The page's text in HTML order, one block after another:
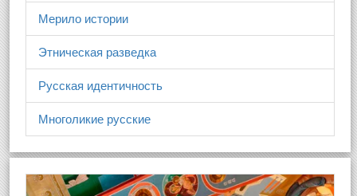
Мерило истории
Этническая разведка
Русская идентичность
Многоликие русские